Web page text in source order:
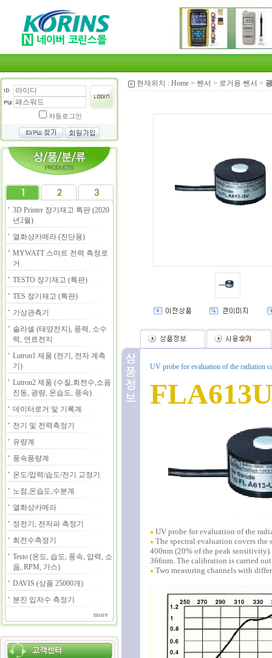
자동로그인
3D Printer 장기재고 특판 (2020
년2월)
열화상카메라 (진단용)
MYWATT 스마트 전력 측정로
거
TESTO 장기재고 (특판)
TES 장기재고 (특판)
기상관측기
솔라셀 (태양전지), 풍력, 소수
력, 연료전지
Lutron1 제품 (전기, 전자 계측
기)
Lutron2 제품 (수질,회전수,소음
진동, 광량, 온습도, 풍속)
데이터로거 및 기록계
전기 및 전력측정기
유량계
풍속풍량계
온도/압력/습도/전기 교정기
노점,온습도,수분계
열화상카메라
정전기, 전자파 측정기
회전수측정기
Testo (온도, 습도, 풍속, 압력, 소
음, RPM, 가스)
DAVIS (상품 25000개)
분진 입자수 측정기
more
현재위치 : Home> 쎈서 > 로거용 쎈서 >
(0)
UV probe for evaluation of the radiation
● UV probe for evaluation of the
● The spectral evaluation covers the
400nm (20% of the peak
366nm. The calibration is carried
● Two measuring channels with